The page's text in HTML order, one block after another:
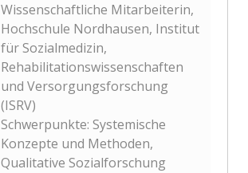
Wissenschaftliche Mitarbeiterin,
Hochschule Nordhausen, Institut
für Sozialmedizin,
Rehabilitationswissenschaften
und Versorgungsforschung
(ISRV)
Schwerpunkte: Systemische
Konzepte und Methoden,
Qualitative Sozialforschung